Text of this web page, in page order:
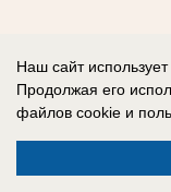
Наш сайт использует
Продолжая его
файлов cookie и